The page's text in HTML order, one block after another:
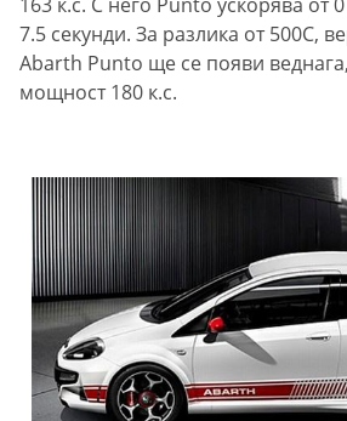
7.5 секунди. За разлика от 500С,
Abarth Punto ще се появи
мощност 180 к.с.